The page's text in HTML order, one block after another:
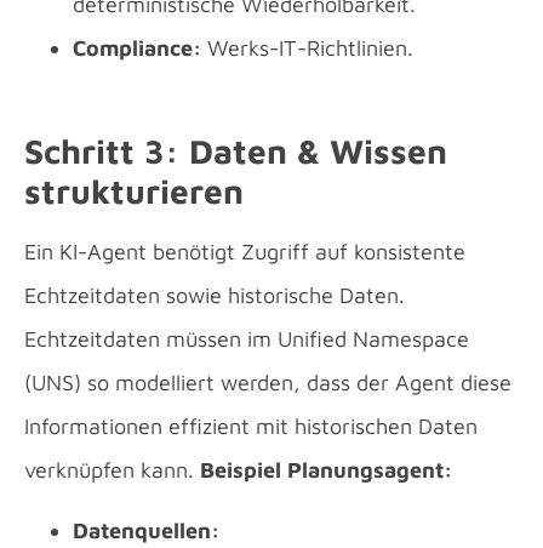
Compliance: Werks-IT-Richtlinien.
Schritt 3: Daten & Wissen
strukturieren
Ein KI-Agent benötigt Zugriff auf konsistente
Echtzeitdaten sowie historische Daten.
Echtzeitdaten müssen im Unified Namespace
(UNS) so modelliert werden, dass der Agent diese
Informationen effizient mit historischen Daten
verknüpfen kann. Beispiel Planungsagent:
Datenquellen: